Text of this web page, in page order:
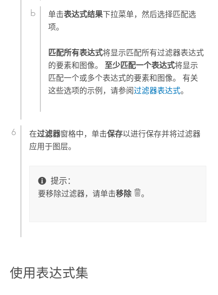
单击表达式结果下拉菜单，然后选择匹配选
项。
匹配所有表达式将显示匹配所有过滤器表达式
的要素和图像。 至少匹配一个表达式将显示
匹配一个或多个表达式的要素和图像。 有关
这些选项的示例，请参阅过滤器表达式。
在过滤器窗格中，单击保存以进行保存并将过滤器
应用于图层。
提示：
要移除过滤器，请单击移除 。
使用表达式集